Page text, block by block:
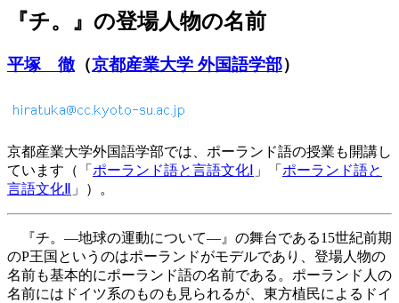
『チ。』の登場人物の名前
平塚 徹 （京都産業大学 外国語学部）
京都産業大学外国語学部では、ポーランド語の授業も開講し
ています（「 ポーランド語と言語文化Ⅰ 」「 ポーランド語と
言語文化Ⅱ
」）。
『チ。—地球の運動について—』の舞台である15世紀前期
のP王国というのはポーランドがモデルであり、登場人物の
名前も基本的にポーランド語の名前である。ポーランド人の
名前にはドイツ系のものも見られるが、東方植民によるドイ